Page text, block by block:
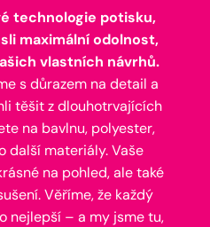
technologie potisku,
maximální odolnost,
vlastních návrhů.
s důrazem na detail a
těšit z dlouhotrvajících
na bavlnu, polyester,
další materiály. Vaše
na pohled, ale také
Věříme, že každý
nejlepší – a my jsme tu,